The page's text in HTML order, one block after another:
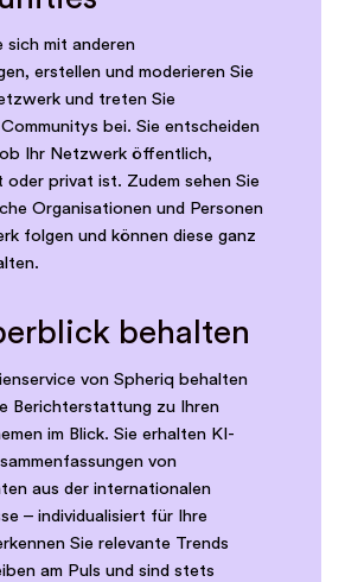
sich mit anderen
erstellen und moderieren Sie
und treten Sie
bei. Sie entscheiden
Ihr Netzwerk öffentlich,
oder privat ist. Zudem sehen Sie
Organisationen und Personen
folgen und können diese ganz
behalten
von Spheriq behalten
Berichterstattung zu Ihren
im Blick. Sie erhalten KI-
von
aus der internationalen
– individualisiert für Ihre
Sie relevante Trends
am Puls und sind stets